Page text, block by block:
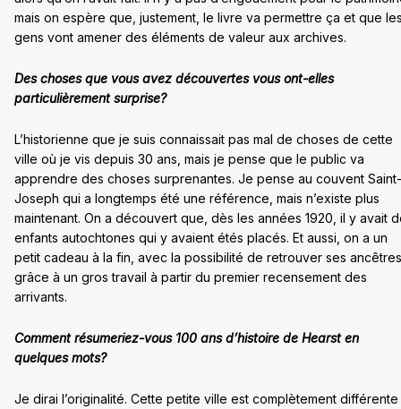
mais on espère que, justement, le livre va permettre ça et que
gens vont amener des éléments de valeur aux archives.
Des choses que vous avez découvertes vous ont-elles
particulièrement surprise?
L’historienne que je suis connaissait pas mal de choses de cette
ville où je vis depuis 30 ans, mais je pense que le public va
apprendre des choses surprenantes. Je pense au couvent Saint-
Joseph qui a longtemps été une référence, mais n’existe plus
maintenant. On a découvert que, dès les années 1920, il y avait
enfants autochtones qui y avaient étés placés. Et aussi, on a un
petit cadeau à la fin, avec la possibilité de retrouver ses ancêtres
grâce à un gros travail à partir du premier recensement des
arrivants.
Comment résumeriez-vous 100 ans d’histoire de Hearst en
quelques mots?
Je dirai l’originalité. Cette petite ville est complètement différente